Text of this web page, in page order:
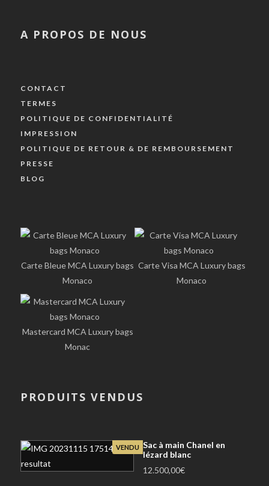
A PROPOS DE NOUS
CONTACT
TERMES
POLITIQUE DE CONFIDENTIALITÉ
IMPRESSION
POLITIQUE DE RETOUR & DE REMBOURSEMENT
PRESSE
BLOG
Carte Bleue MCA Luxury bags
Monaco
Carte Visa MCA Luxury bags
Monaco
Mastercard MCA Luxury bags
Monac
PRODUITS VENDUS
VENDU Sac à main Chanel en
lézard blanc
12.500,00€